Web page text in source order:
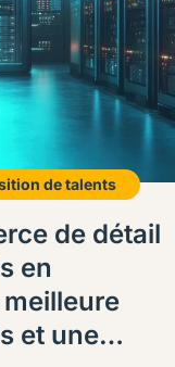
de talents
de détail
en
et une